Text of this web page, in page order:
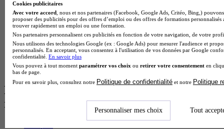
Cap Electricien en alternance
BTS Gpn en alternance
BTS Domotique en alternance
BAC Pro Agora en alternance
BTS Sta en alternance
BTS Iris en alternance
BTS Tpl en alternance
BTS Ati en alternance
Les diplômes par filière les plus
recherchés
Cookies publicitaires
Avec votre accord , nous et nos partenaires (Facebook, Google Ads, Critéo, Bing,)
proposer des publicités pour des offres d’emploi ou des offres de formations
trouver rapidement un emploi ou une formation.
Nos partenaires personnalisent ces publicités en fonction de votre navigation, de votre
Nous utilisons des technologies Google (ex : Google Ads) pour mesurer l'audience et
personnalisés. En acceptant, vous consentez à l'utilisation de vos données par Google
confidentialité. En savoir plus
Vous pouvez à tout moment paramétrer vos choix ou retirer votre consentement en
bas de page.
Pour en savoir plus, consultez notre Politique de confidentialité et notre Politique
Personnaliser mes choix Tout